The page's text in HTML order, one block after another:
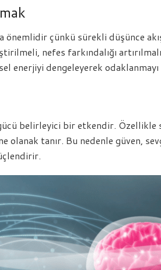
çünkü sürekli düşünce
nefes farkındalığı
enerjiyi dengeleyerek odaklanmayı
belirleyici bir etkendir. Özellikle
olanak tanır. Bu nedenle güven,